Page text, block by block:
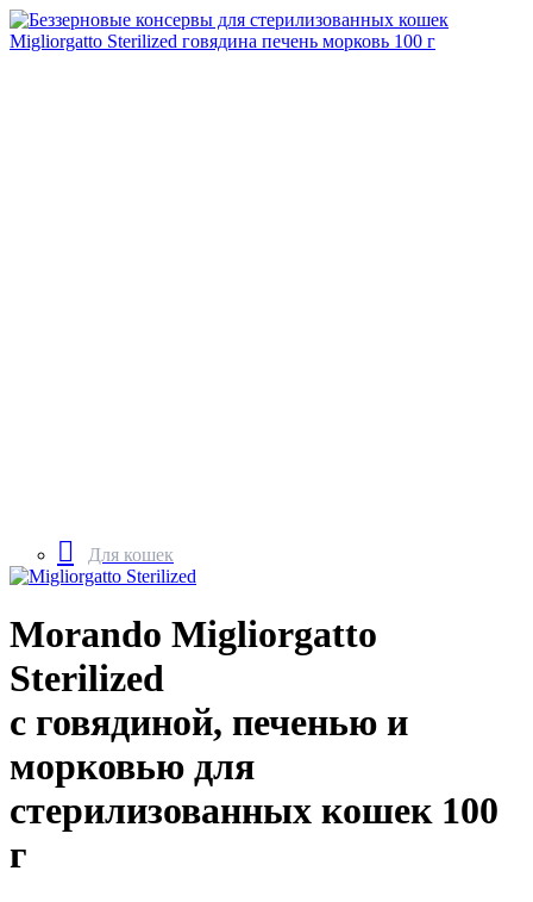
Для кошек
Morando Migliorgatto
Sterilized
с говядиной, печенью и
морковью для
стерилизованных кошек 100
г